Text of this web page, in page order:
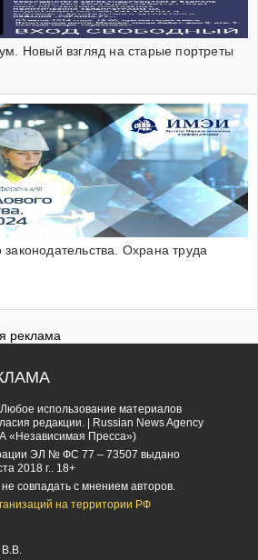
Новый взгляд на старые портреты
Охрана труда
реклама
использование материалов
редакции. | Russian News Agency
«Независимая Пресса»)
ЭЛ № ФС 77 – 73507 выдано
2018 г.. 18+
совпадать с мнением авторов.
на территории РФ
В.В.